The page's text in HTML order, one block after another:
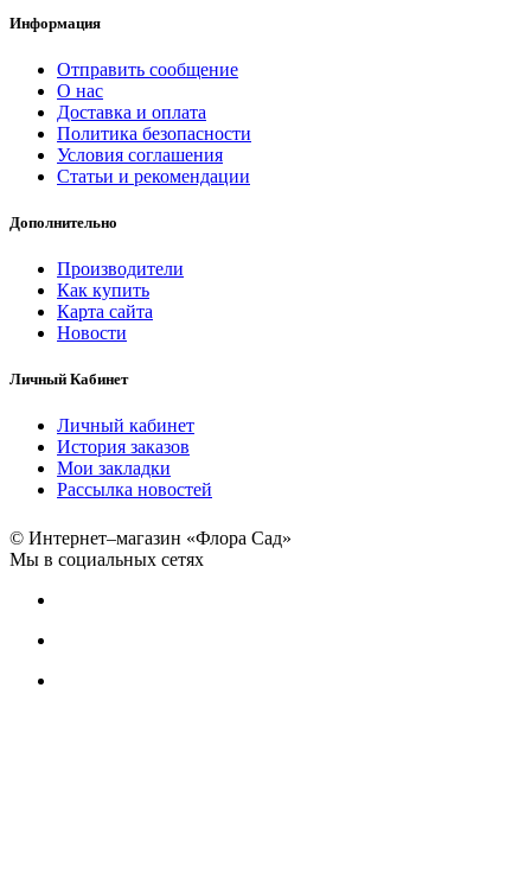
Информация
Отправить сообщение
О нас
Доставка и оплата
Политика безопасности
Условия соглашения
Статьи и рекомендации
Дополнительно
Производители
Как купить
Карта сайта
Новости
Личный Кабинет
Личный кабинет
История заказов
Мои закладки
Рассылка новостей
© Интернет–магазин «Флора Сад»
Мы в социальных сетях